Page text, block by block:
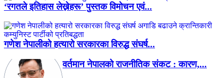
‘रगतले इतिहास लेख्नेहरू’ पुस्तक विमोचन एवं...
गणेश नेपालीको हत्यारो सरकारका विरुद्ध संघर्ष...
वर्तमान नेपालको राजनीतिक संकट : कारण,...